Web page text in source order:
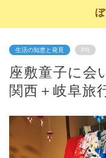
生活の知恵と発見 PR
座敷童子に会
関西＋岐阜旅